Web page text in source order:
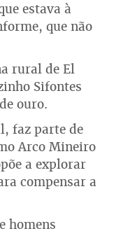
estava à
que não
rural de El
Sifontes
ouro.
faz parte de
Arco Mineiro
a explorar
compensar a
homens